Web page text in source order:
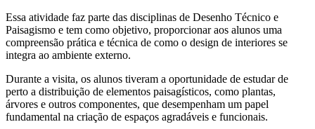
Essa atividade faz parte das disciplinas de Desenho Técnico e
Paisagismo e tem como objetivo, proporcionar aos alunos uma
compreensão prática e técnica de como o design de interiores se
integra ao ambiente externo.
Durante a visita, os alunos tiveram a oportunidade de estudar de
perto a distribuição de elementos paisagísticos, como plantas,
árvores e outros componentes, que desempenham um papel
fundamental na criação de espaços agradáveis e funcionais.